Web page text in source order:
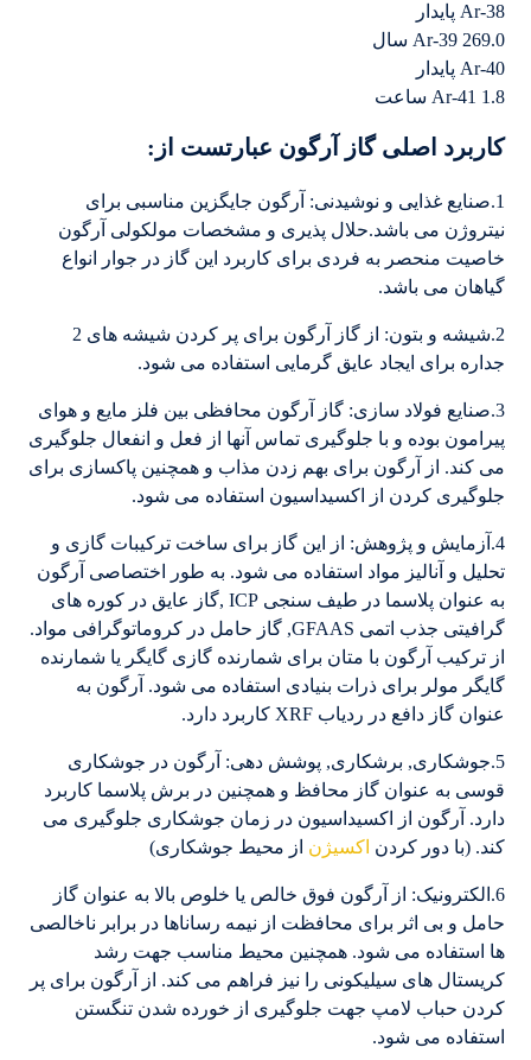
Ar-38 پایدار
Ar-39 269.0 سال
Ar-40 پایدار
Ar-41 1.8 ساعت
کاربرد اصلی گاز آرگون عبارتست از:
1.صنایع غذایی و نوشیدنی: آرگون جایگزین مناسبی برای
نیتروژن می باشد.حلال پذیری و مشخصات مولکولی آرگون
خاصیت منحصر به فردی برای کاربرد این گاز در جوار انواع
گیاهان می باشد.
2.شیشه و بتون: از گاز آرگون برای پر کردن شیشه های 2
جداره برای ایجاد عایق گرمایی استفاده می شود.
3.صنایع فولاد سازی: گاز آرگون محافظی بین فلز مایع و هوای
پیرامون بوده و با جلوگیری تماس آنها از فعل و انفعال جلوگیری
می کند. از آرگون برای بهم زدن مذاب و همچنین پاکسازی برای
جلوگیری کردن از اکسیداسیون استفاده می شود.
4.آزمایش و پژوهش: از این گاز برای ساخت ترکیبات گازی و
تحلیل و آنالیز مواد استفاده می شود. به طور اختصاصی آرگون
به عنوان پلاسما در طیف سنجی ICP ,گاز عایق در کوره های
گرافیتی جذب اتمی GFAAS, گاز حامل در کروماتوگرافی مواد.
از ترکیب آرگون با متان برای شمارنده گازی گایگر یا شمارنده
گایگر مولر برای ذرات بنیادی استفاده می شود. آرگون به
عنوان گاز دافع در ردیاب XRF کاربرد دارد.
5.جوشکاری, برشکاری, پوشش دهی: آرگون در جوشکاری
قوسی به عنوان گاز محافظ و همچنین در برش پلاسما کاربرد
دارد. آرگون از اکسیداسیون در زمان جوشکاری جلوگیری می
کند. (با دور کردن اکسیژن از محیط جوشکاری)
6.الکترونیک: از آرگون فوق خالص یا خلوص بالا به عنوان گاز
حامل و بی اثر برای محافظت از نیمه رساناها در برابر ناخالصی
ها استفاده می شود. همچنین محیط مناسب جهت رشد
کریستال های سیلیکونی را نیز فراهم می کند. از آرگون برای پر
کردن حباب لامپ جهت جلوگیری از خورده شدن تنگستن
استفاده می شود.